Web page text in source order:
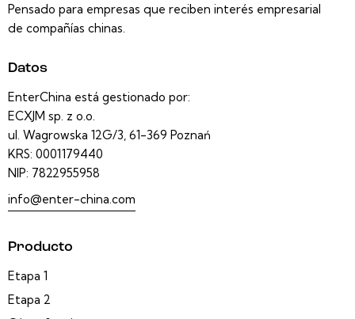
Pensado para empresas que reciben interés empresarial
de compañías chinas.
Datos
EnterChina está gestionado por:
ECXJM sp. z o.o.
ul. Wagrowska 12G/3, 61-369 Poznań
KRS: 0001179440
NIP: 7822955958
info@enter-china.com
Producto
Etapa 1
Etapa 2